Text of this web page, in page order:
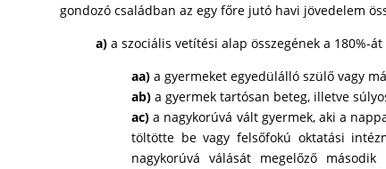
gondozó családban az egy főre jutó havi jövedelem
a) a szociális vetítési alap összegének a 180%-át
aa) a gyermeket egyedülálló szülő vagy
ab) a gyermek tartósan beteg, illetve
ac) a nagykorúvá vált gyermek, aki a
töltötte be vagy felsőfokú oktatási
nagykorúvá válását megelőző